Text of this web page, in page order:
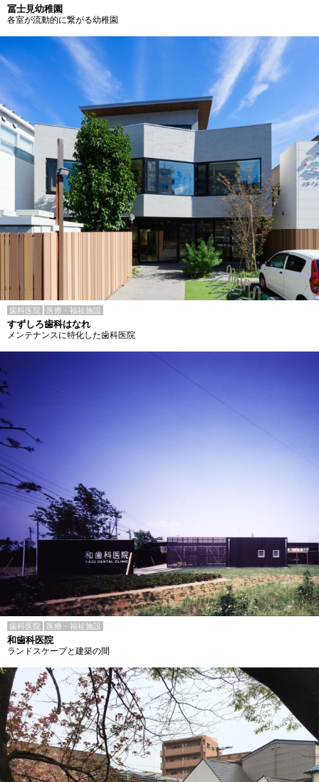
冨士見幼稚園
各室が流動的に繋がる幼稚園
歯科医院 医療・福祉施設
すずしろ歯科はなれ
メンテナンスに特化した歯科医院
歯科医院 医療・福祉施設
和歯科医院
ランドスケープと建築の間